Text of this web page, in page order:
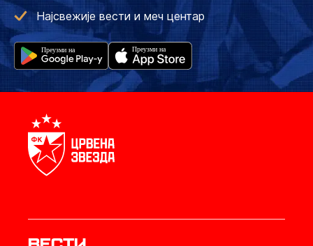
Најсвежије вести и меч центар